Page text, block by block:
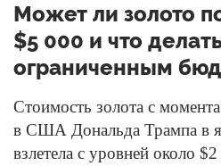
Может ли золото
$5 000 и что
ограниченным
Стоимость золота с
в США Дональда Трампа в
взлетела с уровней около